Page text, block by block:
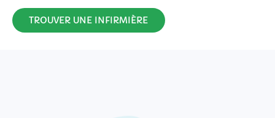
TROUVER UNE INFIRMIÈRE